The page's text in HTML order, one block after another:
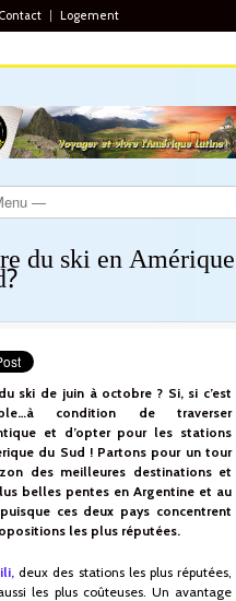
Contact Logement
du ski en Amérique
ski de juin à octobre ? Si, si c’est
condition de traverser
et d’opter pour les stations
du Sud ! Partons pour un tour
des meilleures destinations et
belles pentes en Argentine et au
ces deux pays concentrent
les plus réputées.
deux des stations les plus réputées,
les plus coûteuses. Un avantage